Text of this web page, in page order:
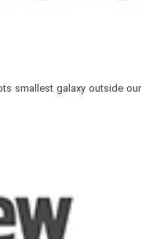
smallest galaxy outside